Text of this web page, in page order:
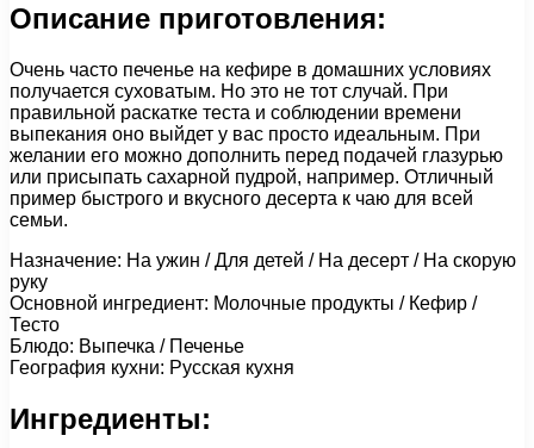
Описание приготовления:
Очень часто печенье на кефире в домашних условиях
получается суховатым. Но это не тот случай. При
правильной раскатке теста и соблюдении времени
выпекания оно выйдет у вас просто идеальным. При
желании его можно дополнить перед подачей глазурью
или присыпать сахарной пудрой, например. Отличный
пример быстрого и вкусного десерта к чаю для всей
семьи.
Назначение: На ужин / Для детей / На десерт / На скорую
руку
Основной ингредиент: Молочные продукты / Кефир /
Тесто
Блюдо: Выпечка / Печенье
География кухни: Русская кухня
Ингредиенты: